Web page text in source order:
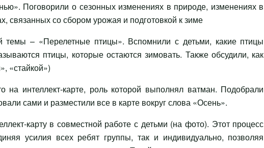
Поговорили о сезонных изменениях в природе, изменениях в
связанных со сбором урожая и подготовкой к зиме
– «Перелетные птицы». Вспомнили с детьми, какие птицы
птицы, которые остаются зимовать. Также обсудили, как
«стайкой»)
интеллект-карте, роль которой выполнял ватман. Подобрали
сами и разместили все в карте вокруг слова «Осень».
карту в совместной работе с детьми (на фото). Этот процесс
усилия всех ребят группы, так и индивидуально, позволяя